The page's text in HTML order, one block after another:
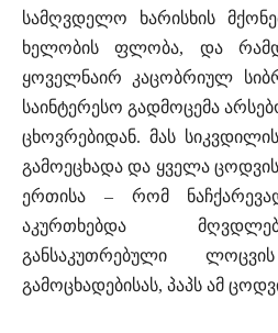
სამღვდელო ხარისხის
ხელობის ფლობა, და
ყოველნაირ კაცობრიულ
საინტერესო გადმოცემა
ცხოვრებიდან. მას
გამოეცხადა და ყველა ცოდვის
ერთისა – რომ
აკურთხებდა
განსაკუთრებული
გამოცხადებისას, პაპს ამ